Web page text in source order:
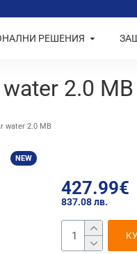
РЕШЕНИЯ
water 2.0 MB
2.0 MB
NEW
427.99€
837.08 лв.